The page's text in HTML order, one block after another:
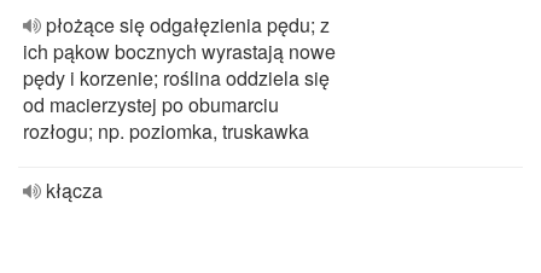
płożące się odgałęzienia pędu; z
ich pąkow bocznych wyrastają nowe
pędy i korzenie; roślina oddziela się
od macierzystej po obumarciu
rozłogu; np. poziomka, truskawka
kłącza